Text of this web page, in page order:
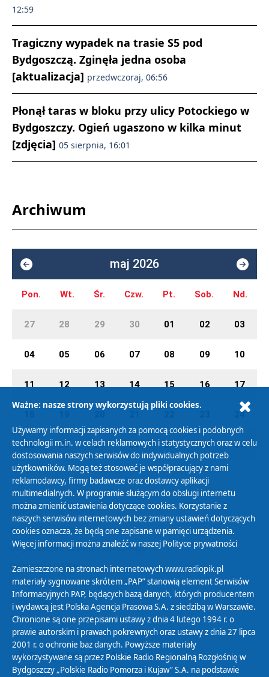
12:59
Tragiczny wypadek na trasie S5 pod
Bydgoszczą. Zginęła jedna osoba
[aktualizacja] przedwczoraj, 06:56
Płonął taras w bloku przy ulicy Potockiego w
Bydgoszczy. Ogień ugaszono w kilka minut
[zdjęcia] 05 sierpnia, 16:01
Archiwum
maj 2026
Pon. Wt. Śr. Czw. Pt. Sob. Nd.
27 28 29 30 01 02 03
04 05 06 07 08 09 10
11 12 13 14 15 16 17
24
25 26 27 28 29 30 31
Polityka Prywatności
Zasady korzystania z Serwisu
Organizacje Pożytku Publicznego
Cyfryzacja DAB+
Polityka ochrony danych osobowych
Abonament
Zamówienia publiczne
Biuletyn Informacji Publicznej
Ważne: nasze strony wykorzystują pliki cookies.
Używamy informacji zapisanych za pomocą cookies i podobnych
technologii m.in. w celach reklamowych i statystycznych oraz w celu
dostosowania naszych serwisów do indywidualnych potrzeb
użytkowników. Mogą też stosować je współpracujący z nami
reklamodawcy, firmy badawcze oraz dostawcy aplikacji
multimedialnych. W programie służącym do obsługi internetu
można zmienić ustawienia dotyczące cookies. Korzystanie z
naszych serwisów internetowych bez zmiany ustawień dotyczących
cookies oznacza, że będą one zapisane w pamięci urządzenia.
Więcej informacji można znaleźć w naszej Polityce prywatności
Zamieszczone na stronach internetowych www.radiopik.pl
materiały sygnowane skrótem „PAP” stanowią element Serwisów
Informacyjnych PAP, będących bazą danych, których producentem
i wydawcą jest Polska Agencja Prasowa S.A. z siedzibą w Warszawie.
Chronione są one przepisami ustawy z dnia 4 lutego 1994 r. o
prawie autorskim i prawach pokrewnych oraz ustawy z dnia 27 lipca
2001 r. o ochronie baz danych. Powyższe materiały
wykorzystywane są przez Polskie Radio Regionalną Rozgłośnię w
Bydgoszczy „Polskie Radio Pomorza i Kujaw” S.A. na podstawie